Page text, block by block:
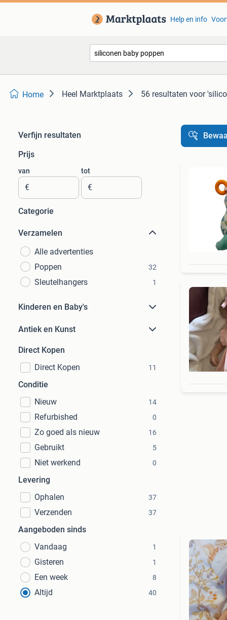
Help en info
Home Heel Marktplaats 56 resultaten voor
Verfijn resultaten
Prijs
van
€
tot
€
Categorie
Verzamelen
Alle advertenties
Poppen
32
Sleutelhangers 1
Kinderen en Baby's
Antiek en Kunst
Direct Kopen
Direct Kopen
11
Conditie
Nieuw
14
Refurbished 0
Zo goed als nieuw 16
Gebruikt 5
Niet werkend 0
Levering
Ophalen
37
Verzenden 37
Aangeboden sinds
Vandaag
1
Gisteren 1
Een week 8
Altijd 40